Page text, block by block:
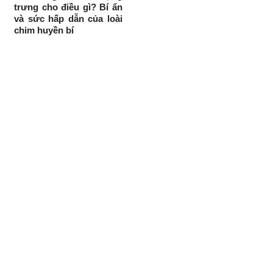
trưng cho điều gì? Bí ẩn
và sức hấp dẫn của loài
chim huyền bí